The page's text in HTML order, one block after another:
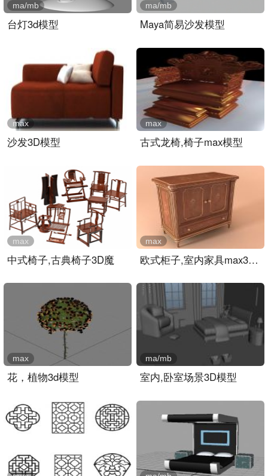
台灯3d模型
ma/mb
Maya简易沙发模型
ma/mb
沙发3D模型
max
古式龙椅,椅子max模型
max
中式椅子,古典椅子3D魔
max
欧式柜子,室内家具max3d模..
max
花，植物3d模型
max
室内,卧室场景3D模型
ma/mb